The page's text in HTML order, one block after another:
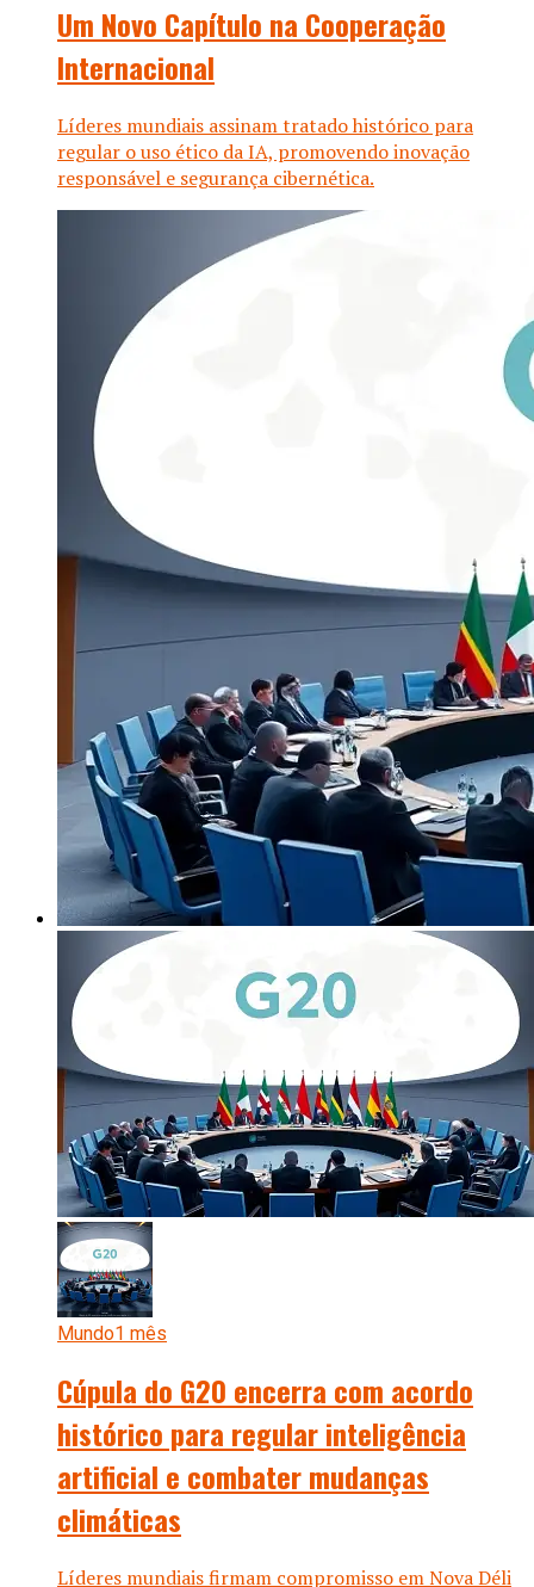
Um Novo Capítulo na Cooperação
Internacional
Líderes mundiais assinam tratado histórico para
regular o uso ético da IA, promovendo inovação
responsável e segurança cibernética.
Mundo1 mês
Cúpula do G20 encerra com acordo
histórico para regular inteligência
artificial e combater mudanças
climáticas
Líderes mundiais firmam compromisso em Nova Déli